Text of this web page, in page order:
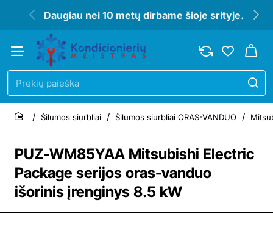
Daugiau nei 10 metų dirbame šioje srityje.
Prekių
paieška
PUZ-WM85YAA Mitsubishi Electric
Package serijos oras-vanduo
išorinis įrenginys 8.5 kW
home
Šilumos siurbliai Šilumos siurbliai ORAS-VANDUO